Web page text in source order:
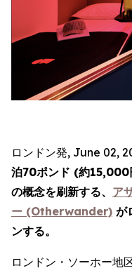
ロンドン発, June 02,
泊70ポンド (約15,000
の概念を刷新する、 ア
ー (Otherwander) が
ンする。
ロンドン・ソーホー地